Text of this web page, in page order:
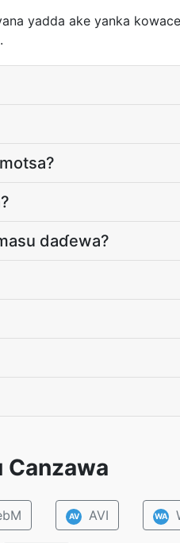
yadda ake yanka
daɗewa?
Canzawa
AV AVI WA